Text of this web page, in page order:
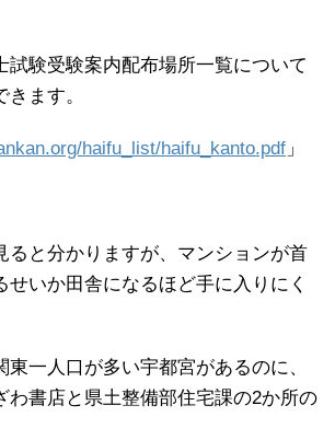
試験受験案内配布場所一覧について
ます。
haifu_list/haifu_kanto.pdf 」
ると分かりますが、マンションが首
せいか田舎になるほど手に入りにく
一人口が多い宇都宮があるのに、
わ書店と県土整備部住宅課の2か所の